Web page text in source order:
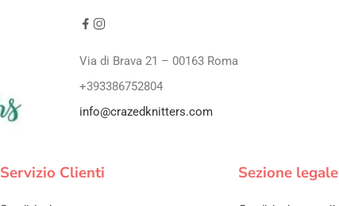
Via di Brava 21 – 00163 Roma
+393386752804
info@crazedknitters.com
Servizio Clienti Sezione legale